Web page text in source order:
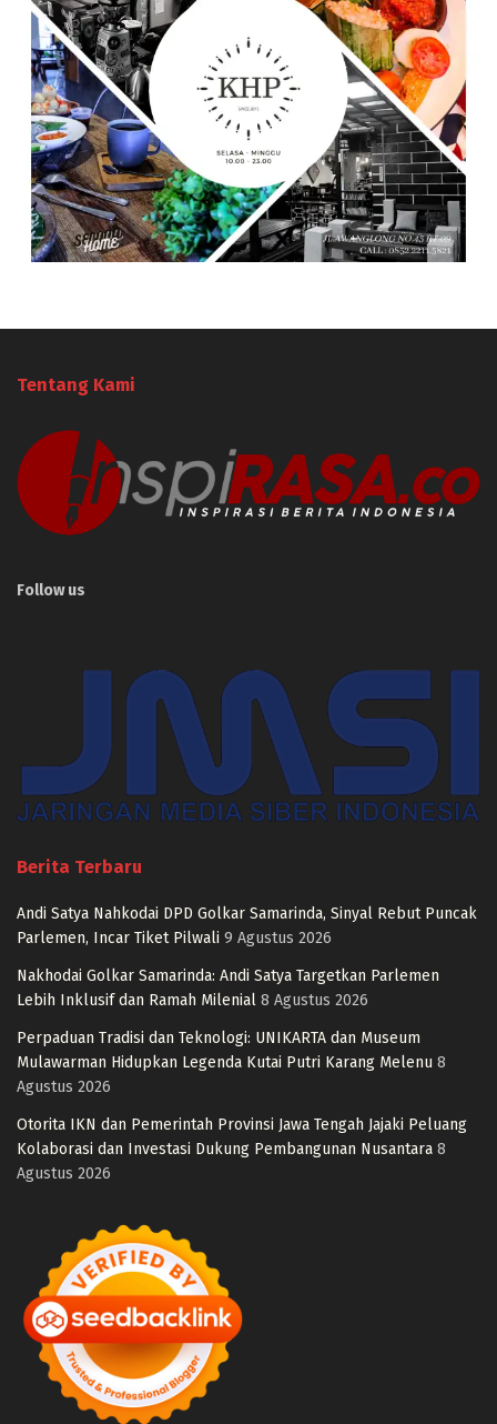
Tentang Kami
Follow us
Berita Terbaru
Andi Satya Nahkodai DPD Golkar Samarinda, Sinyal Rebut Puncak
Parlemen, Incar Tiket Pilwali 9 Agustus 2026
Nakhodai Golkar Samarinda: Andi Satya Targetkan Parlemen
Lebih Inklusif dan Ramah Milenial 8 Agustus 2026
Perpaduan Tradisi dan Teknologi: UNIKARTA dan Museum
Mulawarman Hidupkan Legenda Kutai Putri Karang Melenu 8
Agustus 2026
Otorita IKN dan Pemerintah Provinsi Jawa Tengah Jajaki Peluang
Kolaborasi dan Investasi Dukung Pembangunan Nusantara 8
Agustus 2026